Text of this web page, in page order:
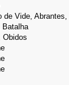
Vide, Abrantes,
Obidos